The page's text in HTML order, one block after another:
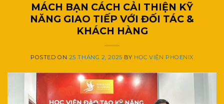
MÁCH BẠN CÁCH CẢI THIỆN KỸ
NĂNG GIAO TIẾP VỚI ĐỐI TÁC &
KHÁCH HÀNG
POSTED ON 25 THÁNG 2, 2025 BY HỌC VIỆN PHOENIX